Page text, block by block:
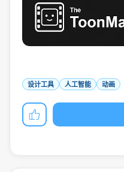
设计工具 人工智能 动画